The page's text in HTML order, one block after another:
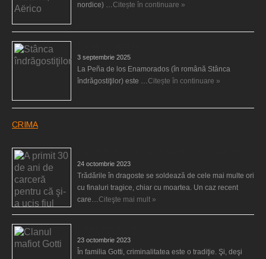
nordice) …Citește în continuare »
3 septembrie 2025
La Peña de los Enamorados (în română Stânca
îndrăgostiţilor) este …Citește în continuare »
CRIMA
24 octombrie 2023
Trădările în dragoste se soldează de cele mai multe ori
cu finaluri tragice, chiar cu moartea. Un caz recent
care…Citeşte mai mult »
23 octombrie 2023
În familia Gotti, criminalitatea este o tradiţie. Şi, deşi